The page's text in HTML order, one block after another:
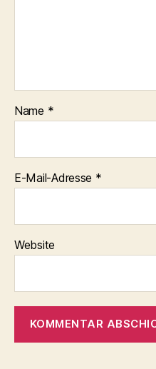
Name *
E-Mail-Adresse *
Website